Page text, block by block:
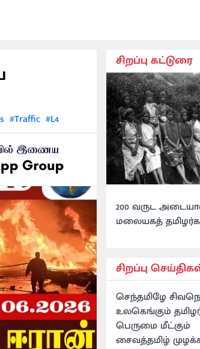
#Traffic #L4
சிறப்பு கட்டுரை
200 வருட
மலையகத்
சிறப்பு
செந்தமிழே
உலகெங்கும்
பெருமை மீட்கும்
சைவத்தமிழ்